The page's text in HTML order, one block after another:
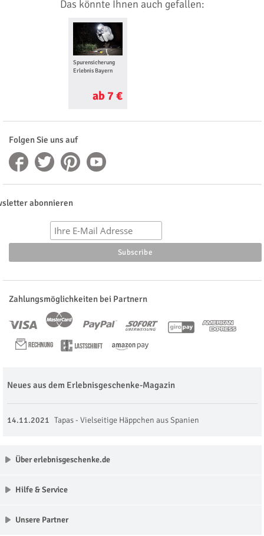
Das könnte Ihnen auch gefallen:
Spurensicherung
Erlebnis Bayern
ab 7 €
Folgen Sie uns auf
abonnieren
Zahlungsmöglichkeiten bei Partnern
Neues aus dem Erlebnisgeschenke-Magazin
14.11.2021 Tapas - Vielseitige Häppchen aus Spanien
Über erlebnisgeschenke.de
Hilfe & Service
Unsere Partner